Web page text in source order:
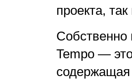
проекта,
Собственно
Tempo —
содержащая